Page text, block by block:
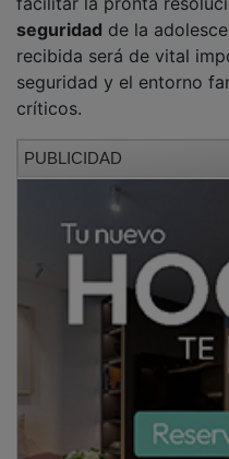
seguridad de la
recibida será de vital
seguridad y el entorno
críticos.
NOTICIAS